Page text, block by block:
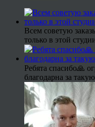
Всем советую
только в этой
Ребята спасибо🙏
благодарна за